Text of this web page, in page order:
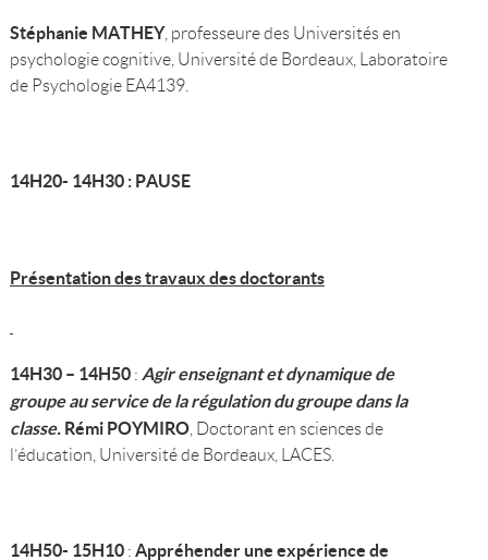
Stéphanie MATHEY, professeure des Universités en
psychologie cognitive, Université de Bordeaux, Laboratoire
de Psychologie EA4139.
14H20- 14H30 : PAUSE
Présentation des travaux des doctorants
14H30 – 14H50: Agir enseignant et dynamique de
groupe au service de la régulation du groupe dans la
classe. Rémi POYMIRO, Doctorant en sciences de
l’éducation, Université de Bordeaux, LACES.
14H50- 15H10: Appréhender une expérience de